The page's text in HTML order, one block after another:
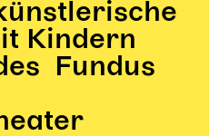
Kindern
Fundus